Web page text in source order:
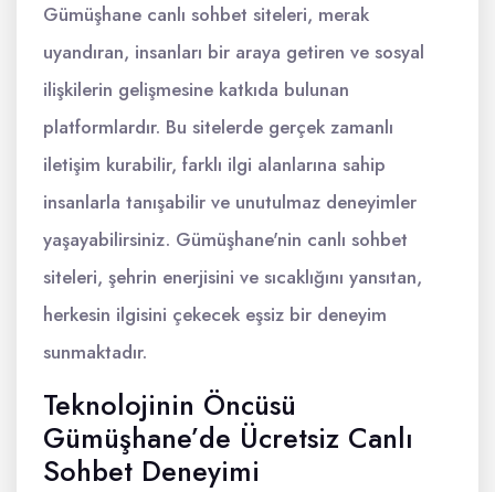
Gümüşhane canlı sohbet siteleri, merak
uyandıran, insanları bir araya getiren ve sosyal
ilişkilerin gelişmesine katkıda bulunan
platformlardır. Bu sitelerde gerçek zamanlı
iletişim kurabilir, farklı ilgi alanlarına sahip
insanlarla tanışabilir ve unutulmaz deneyimler
yaşayabilirsiniz. Gümüşhane'nin canlı sohbet
siteleri, şehrin enerjisini ve sıcaklığını yansıtan,
herkesin ilgisini çekecek eşsiz bir deneyim
sunmaktadır.
Teknolojinin Öncüsü
Gümüşhane’de Ücretsiz Canlı
Sohbet Deneyimi